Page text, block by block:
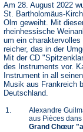
Am 28. August 2022
St. Bartholomäus-
Olm geweiht. Mit
rheinhessische
um ein
reicher, das in der
Mit der CD
des Instruments vor.
Instrument in all
Musik aus Frankreich
Deutschland.
1.
Alexandre
aus Pièces
Grand Chœur